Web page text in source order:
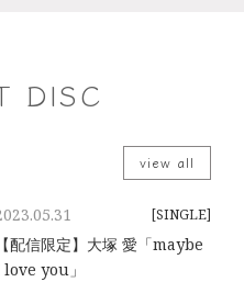
！！『LOVE FANTASTIC』
お客様で、スマートフォン
シャル・オフショット動画
らダウンロード！2. 大塚
メニューからご視聴方法を
現するのは、対象商品の
DISC
view all
[SINGLE]
【配信限定】大塚 愛「maybe
you」